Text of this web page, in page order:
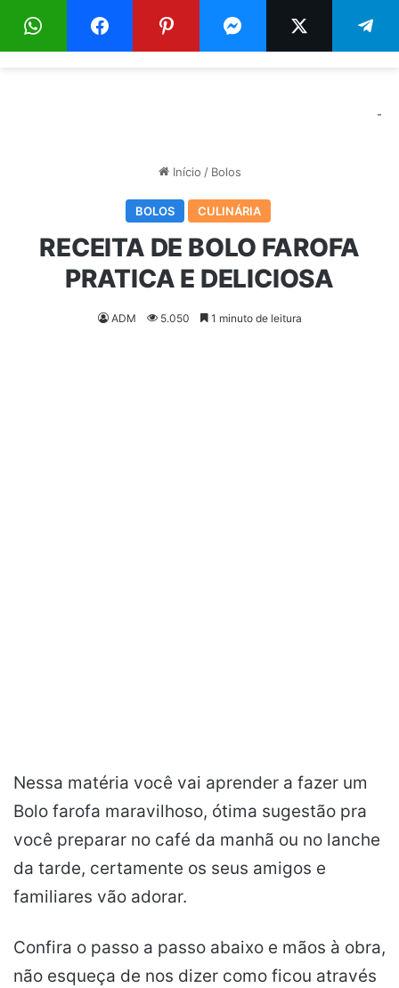
Menu
-
Início / Bolos
BOLOS CULINÁRIA
RECEITA DE BOLO FAROFA
PRATICA E DELICIOSA
ADM 5.050 1 minuto de leitura
Nessa matéria você vai aprender a fazer um
Bolo farofa maravilhoso, ótima sugestão pra
você preparar no café da manhã ou no lanche
da tarde, certamente os seus amigos e
familiares vão adorar.
Confira o passo a passo abaixo e mãos à obra,
não esqueça de nos dizer como ficou através